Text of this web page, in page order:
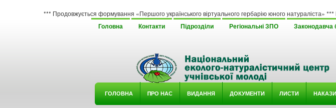
*** Продовжується формування «Першого українського віртуального гербарію юного натураліста» ***
Головна Контакти Підрозділи Регіональні ЗПО Законодавча
ГОЛОВНА ΠРО НАС ВИДАННЯ ДОКУМЕНТИ ЛИСТИ НАКАЗИ